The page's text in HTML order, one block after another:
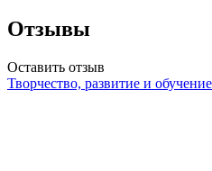
Отзывы
Оставить отзыв
Творчество, развитие и обучение